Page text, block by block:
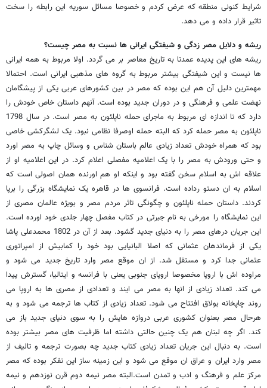
شرایط کنونی منطقه که عرض کردم و خصوصا مسائل سوریه این رابطه را سخت
تاثیر قرار داده و می دهد.
ریشه و دلایل مصر زدگی و شیفتگی ایرانی ها نسبت به مصر چیست؟
ریشه های این پدیده عمدتا به تاریخ معاصر بر می گردد. اولا مربوط به همه ایرانی
ها نیست و این شیفتگی بیشتر مربوط به گروه های مذهبی ایرانی است. احتمالا
مهمترین دلیل آن هم این بوده که مصر در بین کشورهای عربی یکی از پیشگامان
نهضت علمی و فرهنگی و در دوران جدید بوده است. آنهم داستان خاص خودش را
دارد که تا اندازه ای مربوط به ماجرای حمله ناپلئون به مصر است. در سال 1798
ناپلئون به مصر حمله کرد که البته حمله اوصرفا نظامی نبود. یک لشگرکشی خاصی
بود که همراه خودش تعداد زیادی عالم باستان شناس و وسائل چاپ به مصر اورد
و حتی ورودش به مصر را با یک اعلامیه مفصلی اعلام کرد. در این اعلامیه او از
علاقه اش به اسلام سخن گفته بود و اینکه او هم اورنده همان اصولی است که
اسلام به ان دستو رداده است. فرانسوی ها در قاهره یک نمایشگاه بزرگی را برپا
کردند. داستان حمله ناپلئون و چگونگی تاثر مردم مصر و بویژه عالمان مصری از
این نمایشگاه را مورخی به نام جبرتی در کتاب مفصل چهار جلدی خود اورده است.
این جریان درهای مصر را به دنیای جدید گشود. بعد از آن در 1802 محمدعلی پاشا
یکی از فرماندهان عثمانی که اصلا البانیایی بود خود را کمابیش از امپراتوری
عثمانی جدا کرد و مستقل شد. از ان موقع مصر وارد تاریخ جدید می شود و
مراوده اش با اروپا مخصوصا اروپای جنوبی یعنی با فرانسه و ایتالیا، گسترش پیدا
می کند. تعداد زیادی از انها به مصر می ایند و تعدادی از مصری ها به اروپا می
روند چاپخانه بولاق افتتاح می شود. تعداد زیادی از کتاب ها ترجمه می شود و به
هرحال مصر بعنوان کشوری عربی دروازه هایش را به سوی دنیای جدید باز می
کند. اگر چه لبنان هم یک چنین حالتی داشته اما ظرفیت های مصر بیشتر بوده
است. به دنبال این جریان تعداد زیادی کتاب جدید چه بصورت ترجمه و تالیف از
مصر وارد ایران و عراق ان موقع می شود و این زمینه ساز این تفکر بوده که مصر
مرکز علم و فرهنگ و ادب و تمدن است.البته مصر نیمه دوم قرن نوزدهم و نیمه